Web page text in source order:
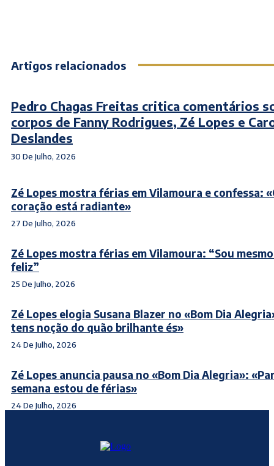
Artigos relacionados
Pedro Chagas Freitas critica comentários
corpos de Fanny Rodrigues, Zé Lopes e
Deslandes
30 De Julho, 2026
Zé Lopes mostra férias em Vilamoura e confessa:
coração está radiante»
27 De Julho, 2026
Zé Lopes mostra férias em Vilamoura: “Sou
feliz”
25 De Julho, 2026
Zé Lopes elogia Susana Blazer no «Bom Dia
tens noção do quão brilhante és»
24 De Julho, 2026
Zé Lopes anuncia pausa no «Bom Dia Alegria»:
semana estou de férias»
24 De Julho, 2026